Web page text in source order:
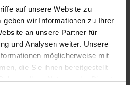
auf unsere Website zu
geben wir Informationen zu Ihrer
an unsere Partner für
und Analysen weiter. Unsere
möglicherweise mit
die Sie ihnen bereitgestellt
in HubSpot
gleichzeitig zu